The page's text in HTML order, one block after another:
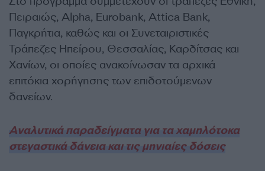
Πειραιώς, Alpha, Eurobank, Attica Bank,
Παγκρήτια, καθώς και οι Συνεταιριστικές
Τράπεζες Ηπείρου, Θεσσαλίας, Καρδίτσας και
Χανίων, οι οποίες ανακοίνωσαν τα αρχικά
επιτόκια χορήγησης των επιδοτούμενων
δανείων.
Αναλυτικά παραδείγματα για τα χαμηλότοκα
στεγαστικά δάνεια και τις μηνιαίες δόσεις